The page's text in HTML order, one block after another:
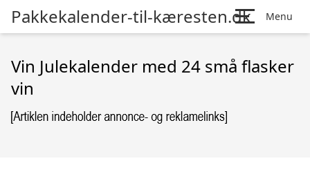
Pakkekalender-til-kæresten.dk Menu
Vin Julekalender med 24 små flasker
vin